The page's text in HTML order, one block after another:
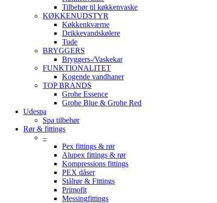
Tilbehør til køkkenvaske
KØKKENUDSTYR
Køkkenkværne
Drikkevandskølere
Tude
BRYGGERS
Bryggers-/Vaskekar
FUNKTIONALITET
Kogende vandhaner
TOP BRANDS
Grohe Essence
Grohe Blue & Grohe Red
Udespa
Spa tilbehør
Rør & fittings
–
Pex fittings & rør
Alupex fittings & rør
Kompressions fittings
PEX dåser
Stålrør & Fittings
Primofit
Messingfittings